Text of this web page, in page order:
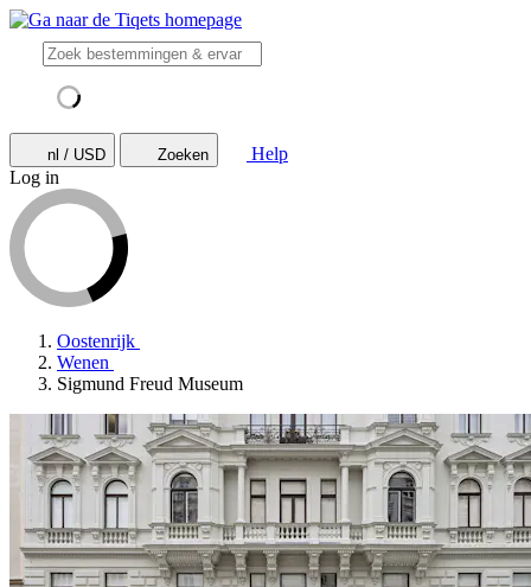
nl / USD Zoeken
Help
Log in
Oostenrijk
Wenen
Sigmund Freud Museum